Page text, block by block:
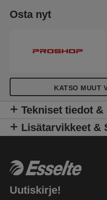
Osta nyt
KATSO MUUT
Tekniset tiedot
Lisätarvikkeet &
Uutiskirje!